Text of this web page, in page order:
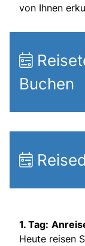
von Ihnen
Buchen
1. Tag:
Heute reisen